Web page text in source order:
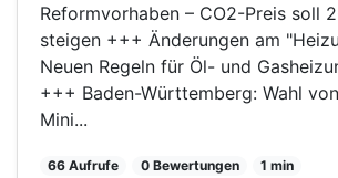
Reformvorhaben – CO2-Preis soll
steigen +++ Änderungen am
Neuen Regeln für Öl- und
+++ Baden-Württemberg: Wahl
Mini...
66 Aufrufe 0 Bewertungen
1 min